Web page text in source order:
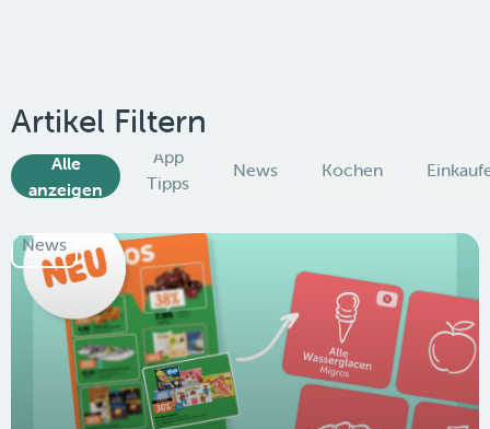
Artikel Filtern
Alle
anzeigen
App
Tipps
News Kochen
News